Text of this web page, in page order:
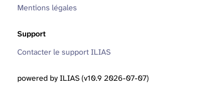
Mentions légales
Support
Contacter le support ILIAS
powered by ILIAS (v10.9 2026-07-07)